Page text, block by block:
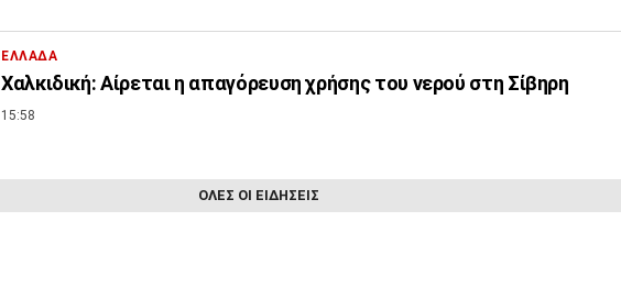
ΕΛΛΑΔΑ
Χαλκιδική: Αίρεται η απαγόρευση χρήσης του νερού στη Σίβηρη
15:58
ΟΛΕΣ ΟΙ ΕΙΔΗΣΕΙΣ